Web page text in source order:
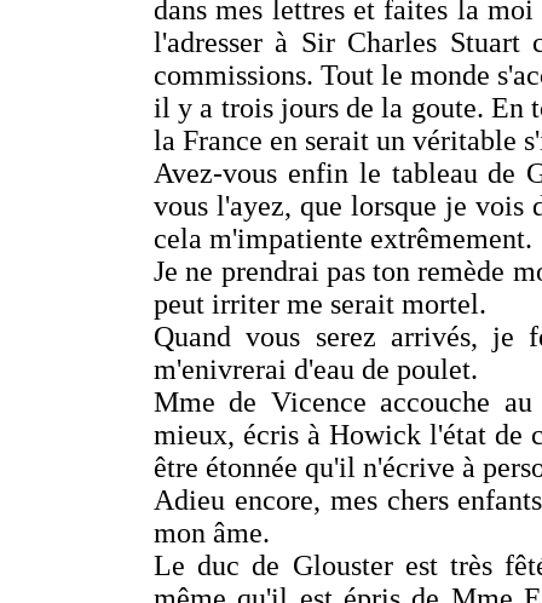
dans mes lettres et faites la
l'adresser à Sir Charles Stuart
commissions. Tout le monde
il y a trois jours de la goute. En
la France en serait un véritable
Avez-vous enfin le tableau de
vous l'ayez, que lorsque je vois
cela m'impatiente extrêmement.
Je ne prendrai pas ton remède
peut irriter me serait mortel.
Quand vous serez arrivés, je
m'enivrerai d'eau de poulet.
Mme de Vicence accouche
mieux, écris à Howick l'état de
être étonnée qu'il n'écrive à
Adieu encore, mes chers
mon âme.
Le duc de Glouster est très